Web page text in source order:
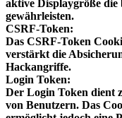
aktive Displaygröße die
gewährleisten.
CSRF-Token:
Das CSRF-Token
verstärkt die
Hackangriffe.
Login Token:
Der Login Token dient
von Benutzern. Das